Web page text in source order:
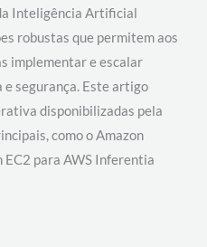
Inteligência Artificial
robustas que permitem aos
implementar e escalar
e segurança. Este artigo
disponibilizadas pela
como o Amazon
EC2 para AWS Inferentia